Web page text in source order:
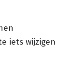
iets wijzigen